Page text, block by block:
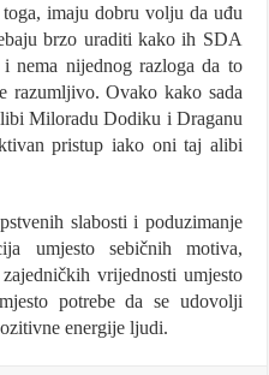
imaju dobru volju da uđu
brzo uraditi kako ih SDA
nema nijednog razloga da to
razumljivo. Ovako kako sada
Miloradu Dodiku i Draganu
pristup iako oni taj alibi
slabosti i poduzimanje
umjesto sebičnih motiva,
vrijednosti umjesto
potrebe da se udovolji
energije ljudi.